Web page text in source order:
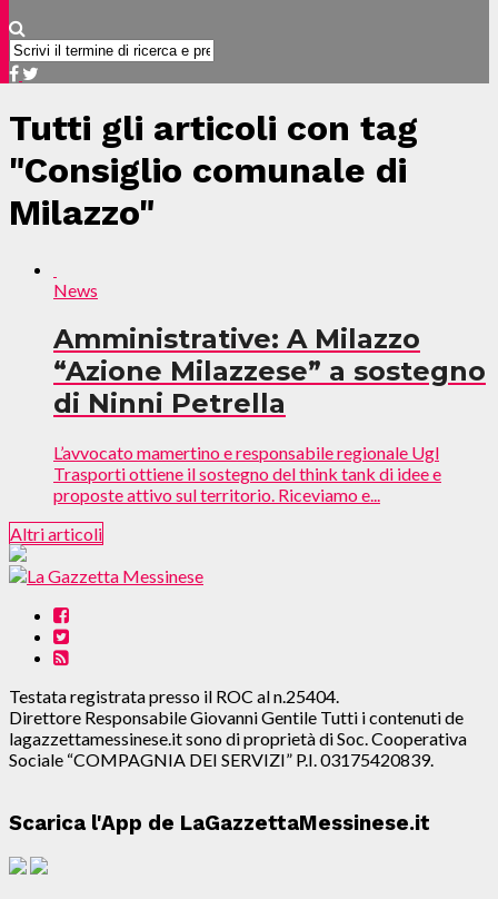
Tutti gli articoli con tag
"Consiglio comunale di
Milazzo"
News
Amministrative: A Milazzo
“Azione Milazzese” a sostegno
di Ninni Petrella
L’avvocato mamertino e responsabile regionale Ugl
Trasporti ottiene il sostegno del think tank di idee e
proposte attivo sul territorio. Riceviamo e...
Altri articoli
Testata registrata presso il ROC al n.25404.
Direttore Responsabile Giovanni Gentile Tutti i contenuti de
lagazzettamessinese.it sono di proprietà di Soc. Cooperativa
Sociale “COMPAGNIA DEI SERVIZI” P.I. 03175420839.
Scarica l'App de LaGazzettaMessinese.it